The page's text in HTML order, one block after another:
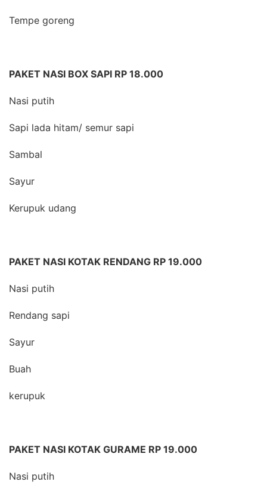
Tempe goreng
PAKET NASI BOX SAPI RP 18.000
Nasi putih
Sapi lada hitam/ semur sapi
Sambal
Sayur
Kerupuk udang
PAKET NASI KOTAK RENDANG RP 19.000
Nasi putih
Rendang sapi
Sayur
Buah
kerupuk
PAKET NASI KOTAK GURAME RP 19.000
Nasi putih